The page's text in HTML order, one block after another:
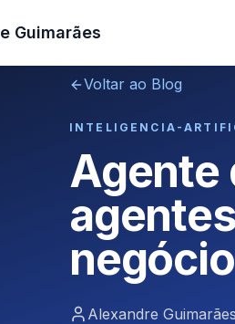
Guimarães
Voltar ao Blog
INTELIGENCIA-
Agente
Alexandre Guimarães